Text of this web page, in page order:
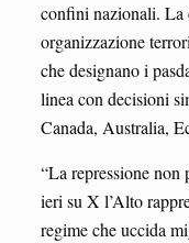
confini nazionali. La
organizzazione
che designano i
linea con decisioni
Canada, Australia,
“La repressione non
ieri su X l’Alto
regime che uccida